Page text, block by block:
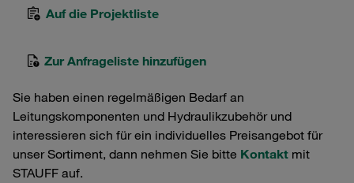
Auf die Projektliste
Zur Anfrageliste hinzufügen
Sie haben einen regelmäßigen Bedarf an
Leitungskomponenten und Hydraulikzubehör und
interessieren sich für ein individuelles Preisangebot für
unser Sortiment, dann nehmen Sie bitte Kontakt mit
STAUFF auf.